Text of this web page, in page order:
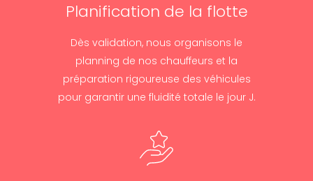
Planification de la flotte
Dès validation, nous organisons le
planning de nos chauffeurs et la
préparation rigoureuse des véhicules
pour garantir une fluidité totale le jour J.